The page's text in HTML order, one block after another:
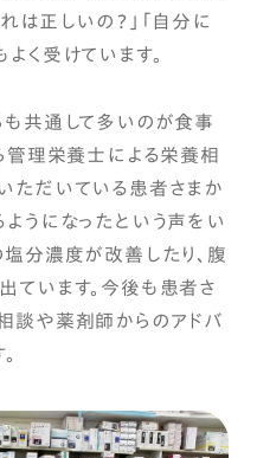
は正しいの？」「自分に
く受けています。
も共通して多いのが食事
管理栄養士による栄養相
ただいている患者さまか
うになったという声をい
塩分濃度が改善したり、腹
ています。今後も患者さ
談や薬剤師からのアドバ